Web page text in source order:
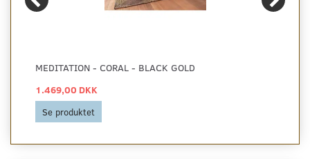
MEDITATION - CORAL - BLACK GOLD
1.469,00 DKK
Se produktet